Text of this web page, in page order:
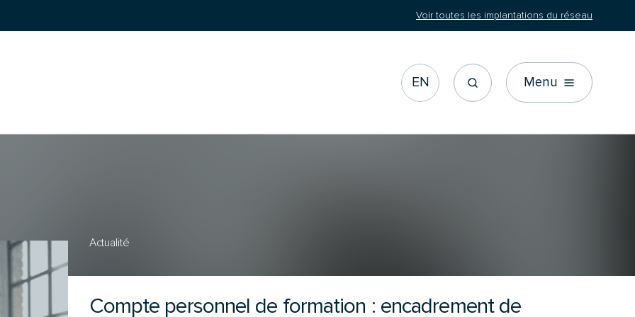
Voir toutes les implantations du réseau
EN Menu
Actualité
Compte personnel de formation : encadrement de